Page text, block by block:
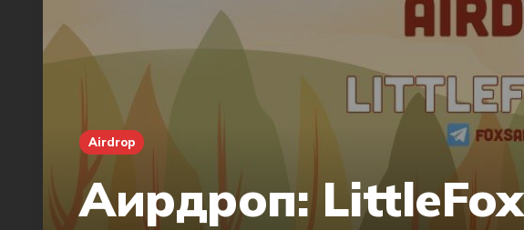
Airdrop
Аирдроп: LittleFox